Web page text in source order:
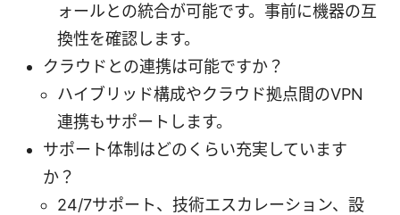
ォールとの統合が可能です。事前に機器の互
換性を確認します。
クラウドとの連携は可能ですか？
ハイブリッド構成やクラウド拠点間のVPN
連携もサポートします。
サポート体制はどのくらい充実しています
か？
24/7サポート、技術エスカレーション、設